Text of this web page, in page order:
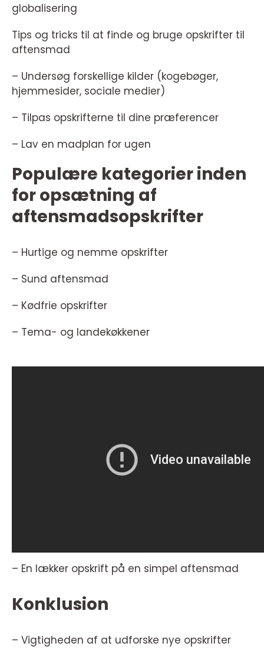
globalisering
Tips og tricks til at finde og bruge opskrifter til
aftensmad
– Undersøg forskellige kilder (kogebøger,
hjemmesider, sociale medier)
– Tilpas opskrifterne til dine præferencer
– Lav en madplan for ugen
Populære kategorier inden
for opsætning af
aftensmadsopskrifter
– Hurtige og nemme opskrifter
– Sund aftensmad
– Kødfrie opskrifter
– Tema- og landekøkkener
– En lækker opskrift på en simpel aftensmad
Konklusion
– Vigtigheden af at udforske nye opskrifter